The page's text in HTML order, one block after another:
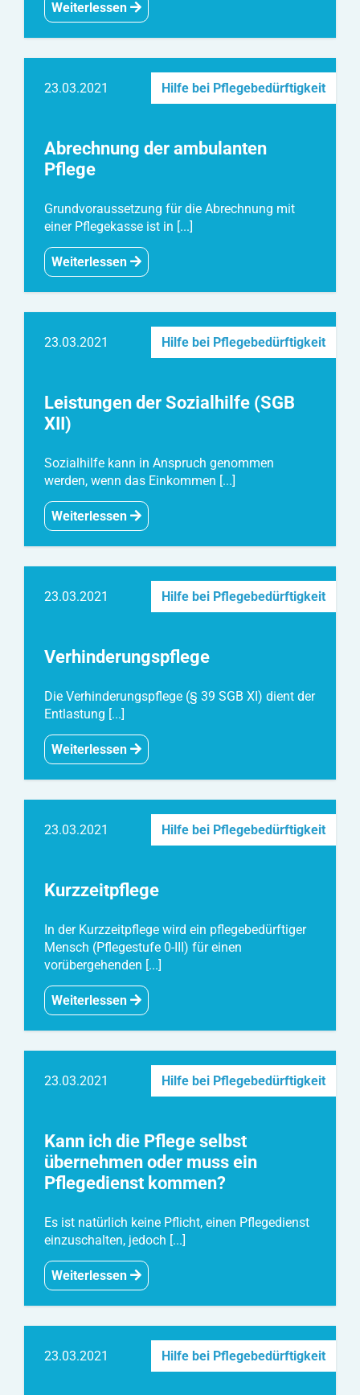
Weiterlessen
23.03.2021 Hilfe bei Pflegebedürftigkeit
Abrechnung der ambulanten
Pflege
Grundvoraussetzung für die Abrechnung mit
einer Pflegekasse ist in [...]
Weiterlessen
23.03.2021 Hilfe bei Pflegebedürftigkeit
Leistungen der Sozialhilfe (SGB
XII)
Sozialhilfe kann in Anspruch genommen
werden, wenn das Einkommen [...]
Weiterlessen
23.03.2021 Hilfe bei Pflegebedürftigkeit
Verhinderungspflege
Die Verhinderungspflege (§ 39 SGB XI) dient der
Entlastung [...]
Weiterlessen
23.03.2021 Hilfe bei Pflegebedürftigkeit
Kurzzeitpflege
In der Kurzzeitpflege wird ein pflegebedürftiger
Mensch (Pflegestufe 0-III) für einen
vorübergehenden [...]
Weiterlessen
23.03.2021 Hilfe bei Pflegebedürftigkeit
Kann ich die Pflege selbst
übernehmen oder muss ein
Pflegedienst kommen?
Es ist natürlich keine Pflicht, einen Pflegedienst
einzuschalten, jedoch [...]
Weiterlessen
23.03.2021 Hilfe bei Pflegebedürftigkeit